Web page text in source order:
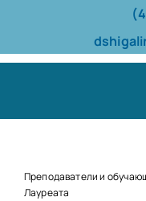
Преподаватели и
Лауреата